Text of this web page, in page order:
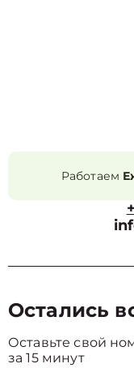
Работаем
Остались
Оставьте свой
за 15 минут